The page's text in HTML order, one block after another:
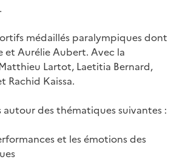
médaillés paralympiques dont
Aurélie Aubert. Avec la
Lartot, Laetitia Bernard,
Rachid Kaissa.
autour des thématiques suivantes :
et les émotions des